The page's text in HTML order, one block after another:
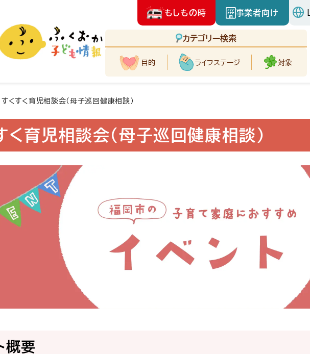
もしもの時 事業者向け
カテゴリー検索
目的 ライフステージ 対象
すくすく育児相談会(母子巡回健康相談)
く育児相談会(母子巡回健康相談)
概要